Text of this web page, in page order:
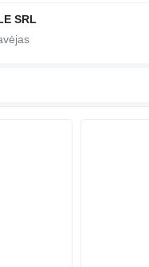
SRL